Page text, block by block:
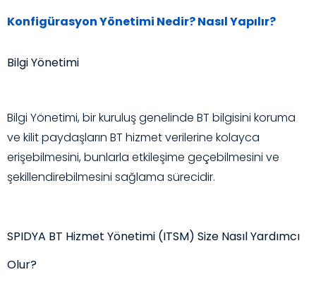
Konfigürasyon Yönetimi Nedir? Nasıl Yapılır?
Bilgi Yönetimi
Bilgi Yönetimi, bir kuruluş genelinde BT bilgisini koruma
ve kilit paydaşların BT hizmet verilerine kolayca
erişebilmesini, bunlarla etkileşime geçebilmesini ve
şekillendirebilmesini sağlama sürecidir.
SPIDYA BT Hizmet Yönetimi (ITSM) Size Nasıl Yardımcı
Olur?